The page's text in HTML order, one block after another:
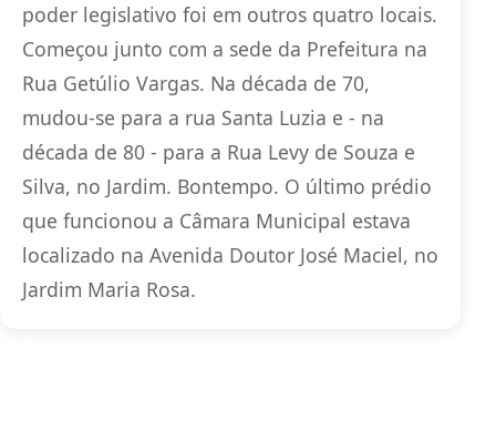
poder legislativo foi em outros quatro locais.
Começou junto com a sede da Prefeitura na
Rua Getúlio Vargas. Na década de 70,
mudou-se para a rua Santa Luzia e - na
década de 80 - para a Rua Levy de Souza e
Silva, no Jardim. Bontempo. O último prédio
que funcionou a Câmara Municipal estava
localizado na Avenida Doutor José Maciel, no
Jardim Maria Rosa.